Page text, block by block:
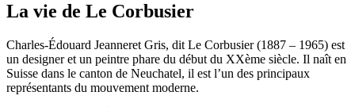
La vie de Le Corbusier
Charles-Édouard Jeanneret Gris, dit Le Corbusier (1887 – 1965) est
un designer et un peintre phare du début du XXème siècle. Il naît en
Suisse dans le canton de Neuchatel, il est l’un des principaux
représentants du mouvement moderne.